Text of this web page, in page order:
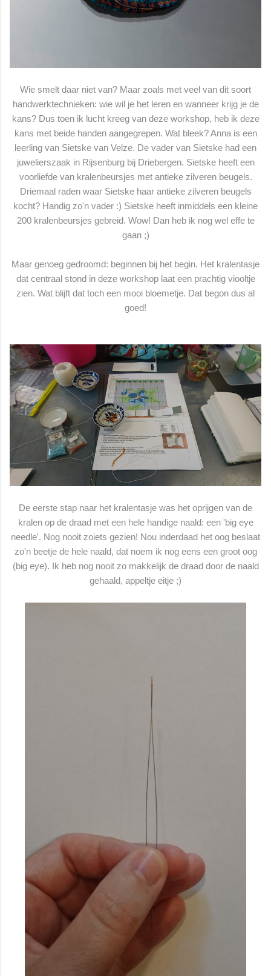
Wie smelt daar niet van? Maar zoals met veel van dit soort
handwerktechnieken: wie wil je het leren en wanneer krijg je de
kans? Dus toen ik lucht kreeg van deze workshop, heb ik deze
kans met beide handen aangegrepen. Wat bleek? Anna is een
leerling van Sietske van Velze. De vader van Sietske had een
juwelierszaak in Rijsenburg bij Driebergen. Sietske heeft een
voorliefde van kralenbeursjes met antieke zilveren beugels.
Driemaal raden waar Sietske haar antieke zilveren beugels
kocht? Handig zo'n vader :) Sietske heeft inmiddels een kleine
200 kralenbeursjes gebreid. Wow! Dan heb ik nog wel effe te
gaan ;)
Maar genoeg gedroomd: beginnen bij het begin. Het kralentasje
dat centraal stond in deze workshop laat een prachtig viooltje
zien. Wat blijft dat toch een mooi bloemetje. Dat begon dus al
goed!
De eerste stap naar het kralentasje was het oprijgen van de
kralen op de draad met een hele handige naald: een 'big eye
needle'. Nog nooit zoiets gezien! Nou inderdaad het oog beslaat
zo'n beetje de hele naald, dat noem ik nog eens een groot oog
(big eye). Ik heb nog nooit zo makkelijk de draad door de naald
gehaald, appeltje eitje ;)